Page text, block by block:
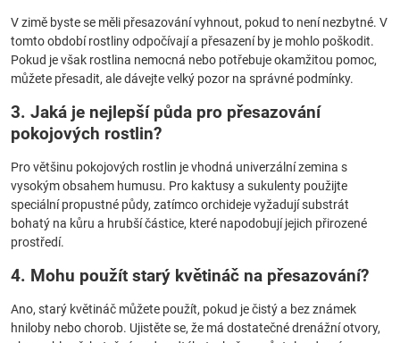
V zimě byste se měli přesazování vyhnout, pokud to není nezbytné. V
tomto období rostliny odpočívají a přesazení by je mohlo poškodit.
Pokud je však rostlina nemocná nebo potřebuje okamžitou pomoc,
můžete přesadit, ale dávejte velký pozor na správné podmínky.
3. Jaká je nejlepší půda pro přesazování
pokojových rostlin?
Pro většinu pokojových rostlin je vhodná univerzální zemina s
vysokým obsahem humusu. Pro kaktusy a sukulenty použijte
speciální propustné půdy, zatímco orchideje vyžadují substrát
bohatý na kůru a hrubší částice, které napodobují jejich přirozené
prostředí.
4. Mohu použít starý květináč na přesazování?
Ano, starý květináč můžete použít, pokud je čistý a bez známek
hniloby nebo chorob. Ujistěte se, že má dostatečné drenážní otvory,